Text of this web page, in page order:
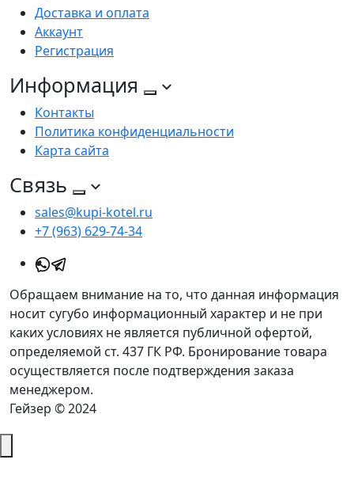
Доставка и оплата
Аккаунт
Регистрация
Информация
Контакты
Политика конфиденциальности
Карта сайта
Связь
sales@kupi-kotel.ru
+7 (963) 629-74-34
Обращаем внимание на то, что данная информация
носит сугубо информационный характер и не при
каких условиях не является публичной офертой,
определяемой ст. 437 ГК РФ. Бронирование товара
осуществляется после подтверждения заказа
менеджером.
Гейзер © 2024